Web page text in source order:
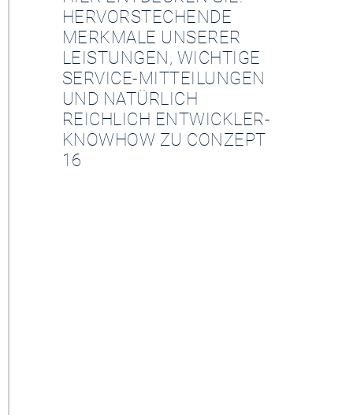
HERVORSTECHENDE
MERKMALE UNSERER
LEISTUNGEN, WICHTIGE
SERVICE-MITTEILUNGEN
UND NATÜRLICH
REICHLICH ENTWICKLER-
KNOWHOW ZU CONZEPT
16